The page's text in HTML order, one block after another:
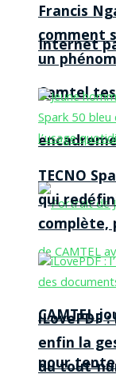
Internet
Camtel
CAMTEL
pour
Francis
comment
un
TECNO
qui
complète,
iLovePDF
enfin la
du tout-